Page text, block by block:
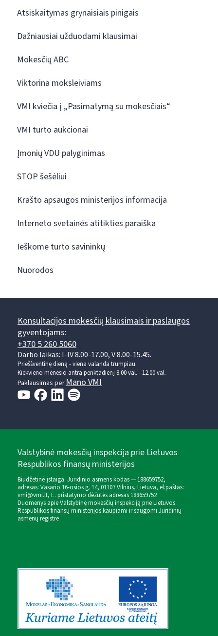
Atsiskaitymas grynaisiais pinigais
Dažniausiai užduodami klausimai
Mokesčių ABC
Viktorina moksleiviams
VMI kviečia į „Pasimatymą su mokesčiais“
VMI turto aukcionai
Įmonių VDU palyginimas
STOP šešėliui
Krašto apsaugos ministerijos informacija
Interneto svetainės atitikties paraiška
Ieškome turto savininkų
Nuorodos
Konsultacijos mokesčių klausimais ir paslaugos
gyventojams:
+370 5 260 5060
Darbo laikas: I-IV 8.00-17.00, V 8.00-15.45.
Prieššventinę dieną - viena valanda trumpiau.
Kiekvieno mėnesio antrą penktadienį 8.00 val. - 12.00 val.
Paklausimas perMano VMI
Valstybinė mokesčių inspekcija prie Lietuvos
Respublikos finansų ministerijos
Biudžetinė įstaiga. Juridinio asmens kodas — 188659752,
adresas: Vasario 16-osios g. 14, 01107 Vilnius, Lietuva, el.paštas:
vmi@vmi.lt, E. pristatymo dėžutės adresas 188659752
Duomenys apie Valstybinę mokesčių inspekciją prie Lietuvos
Respublikos finansų ministerijos kaupiami ir saugomi Juridinių
asmenų registre